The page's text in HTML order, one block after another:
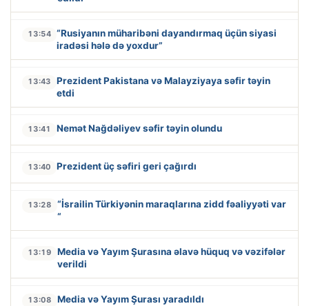
13:54 “Rusiyanın müharibəni dayandırmaq üçün siyasi
iradəsi hələ də yoxdur”
13:43
Prezident Pakistana və Malayziyaya səfir təyin
etdi
13:41 Nemət Nağdəliyev səfir təyin olundu
13:40 Prezident üç səfiri geri çağırdı
13:28
“İsrailin Türkiyənin maraqlarına zidd fəaliyyəti var
“
13:19
Media və Yayım Şurasına əlavə hüquq və vəzifələr
verildi
13:08 Media və Yayım Şurası yaradıldı